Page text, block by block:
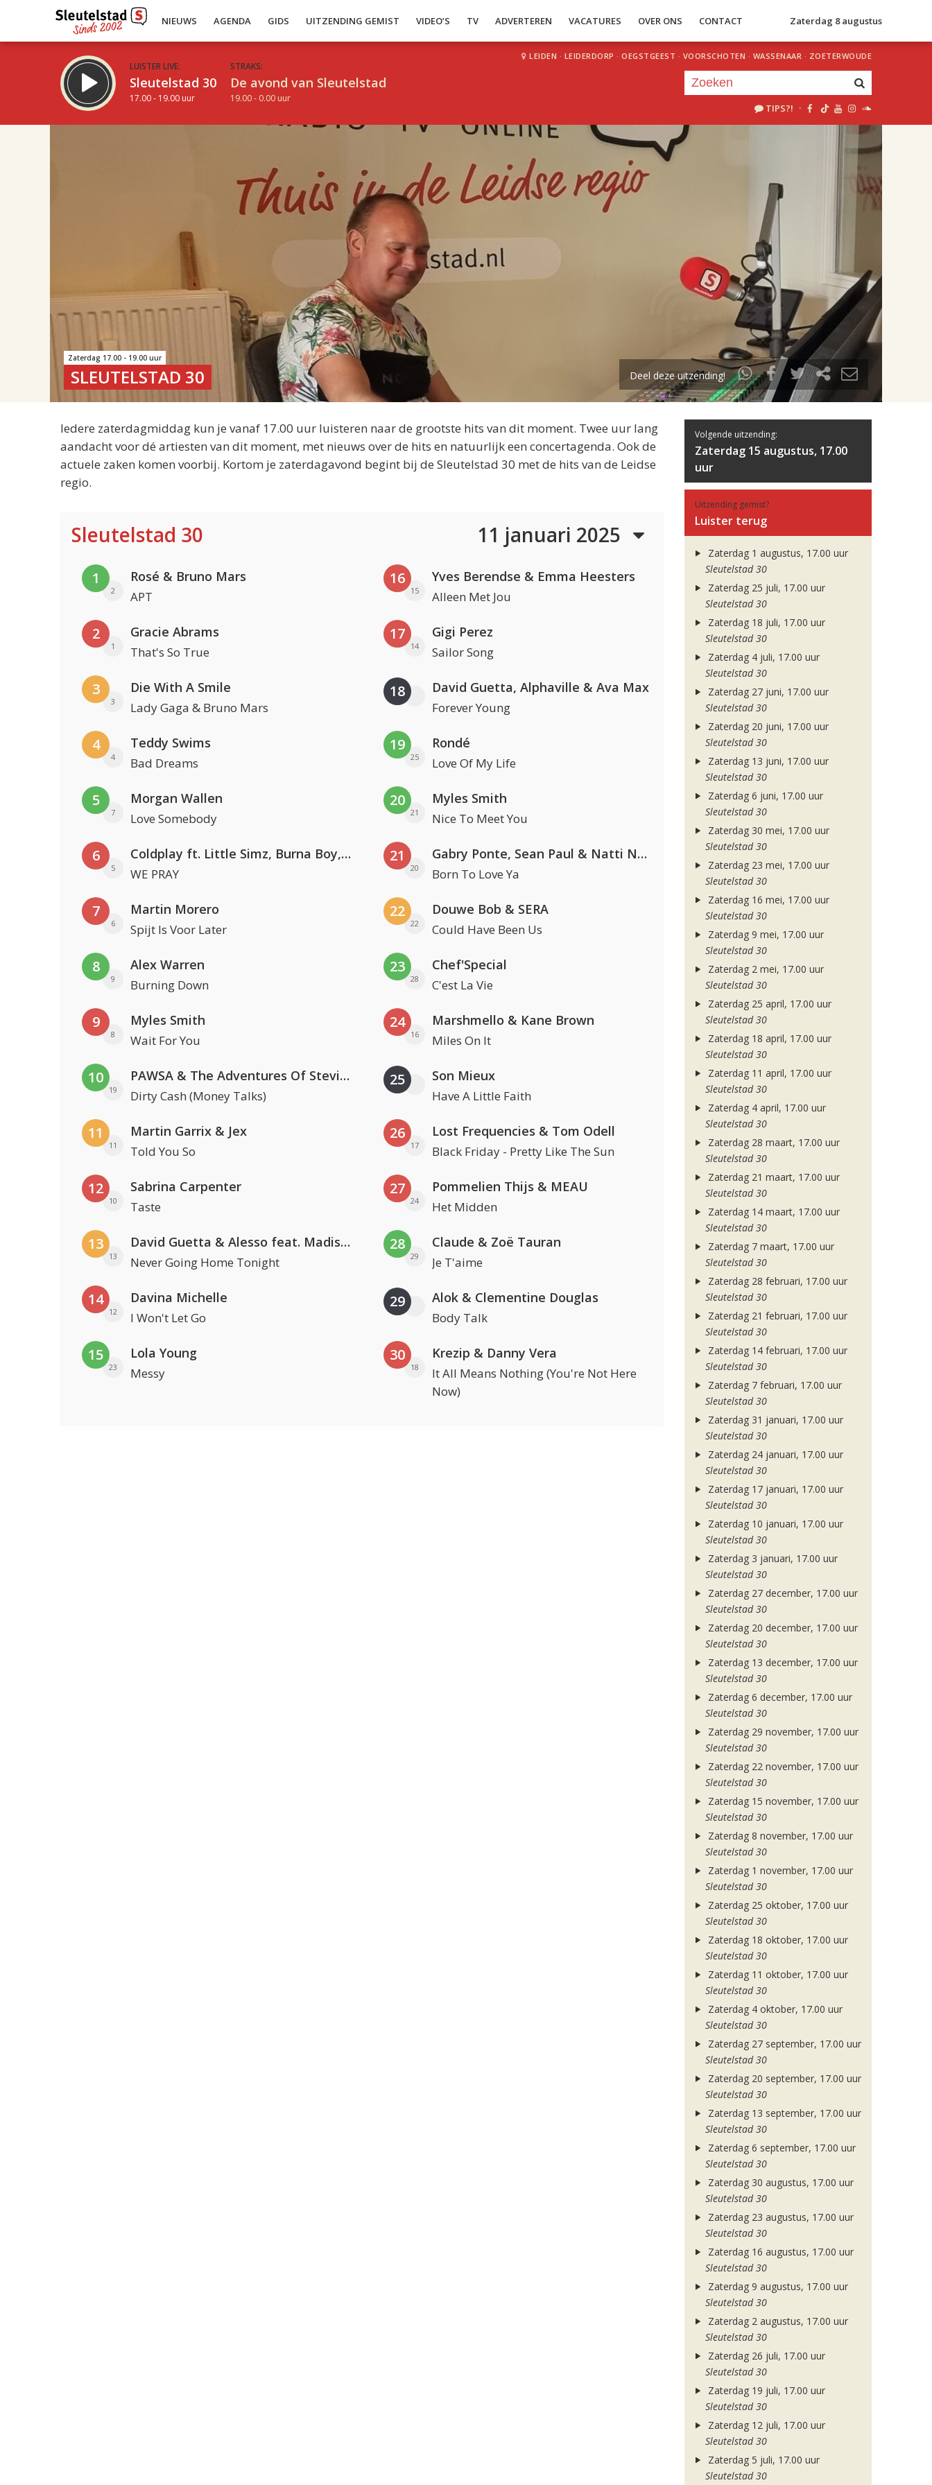
NIEUWS AGENDA GIDS UITZENDING GEMIST VIDEO’S TV ADVERTEREN VACATURES OVER ONS CONTACT Zaterdag 8 augustus
LUISTER LIVE:
Sleutelstad 30
17.00 - 19.00 uur
STRAKS:
De avond van Sleutelstad
19.00 - 0.00 uur
LEIDEN · LEIDERDORP · OEGSTGEEST · VOORSCHOTEN · WASSENAAR · ZOETERWOUDE
TIPS?! ·
uur 1 van 2
Volgend uur
Zaterdag 17.00 - 19.00 uur
SLEUTELSTAD 30 Deel deze uitzending!
Iedere zaterdagmiddag kun je vanaf 17.00 uur luisteren naar de grootste hits van dit moment. Twee uur lang
aandacht voor dé artiesten van dit moment, met nieuws over de hits en natuurlijk een concertagenda. Ook de
actuele zaken komen voorbij. Kortom je zaterdagavond begint bij de Sleutelstad 30 met de hits van de Leidse
regio.
Sleutelstad 30 11 januari 2025
1
2
Rosé & Bruno Mars
APT
2
1
Gracie Abrams
That's So True
3
3
Die With A Smile
Lady Gaga & Bruno Mars
4
4
Teddy Swims
Bad Dreams
5
7
Morgan Wallen
Love Somebody
6
5
Coldplay ft. Little Simz, Burna Boy, Elyanna & Tini
WE PRAY
7
6
Martin Morero
Spijt Is Voor Later
8
9
Alex Warren
Burning Down
9
8
Myles Smith
Wait For You
10
19
PAWSA & The Adventures Of Stevie V
Dirty Cash (Money Talks)
11
11
Martin Garrix & Jex
Told You So
12
10
Sabrina Carpenter
Taste
13
13
David Guetta & Alesso feat. Madison Love
Never Going Home Tonight
14
12
Davina Michelle
I Won't Let Go
15
23
Lola Young
Messy
16
15
Yves Berendse & Emma Heesters
Alleen Met Jou
17
14
Gigi Perez
Sailor Song
18 David Guetta, Alphaville & Ava Max
Forever Young
19
25
Rondé
Love Of My Life
20
21
Myles Smith
Nice To Meet You
21
20
Gabry Ponte, Sean Paul & Natti Natasha
Born To Love Ya
22
22
Douwe Bob & SERA
Could Have Been Us
23
28
Chef'Special
C'est La Vie
24
16
Marshmello & Kane Brown
Miles On It
25 Son Mieux
Have A Little Faith
26
17
Lost Frequencies & Tom Odell
Black Friday - Pretty Like The Sun
27
24
Pommelien Thijs & MEAU
Het Midden
28
29
Claude & Zoë Tauran
Je T'aime
29 Alok & Clementine Douglas
Body Talk
30
18
Krezip & Danny Vera
It All Means Nothing (You're Not Here
Now)
Volgende uitzending:
Zaterdag 15 augustus, 17.00
uur
Uitzending gemist?
Luister terug
Zaterdag 1 augustus, 17.00 uur
Sleutelstad 30
Zaterdag 25 juli, 17.00 uur
Sleutelstad 30
Zaterdag 18 juli, 17.00 uur
Sleutelstad 30
Zaterdag 4 juli, 17.00 uur
Sleutelstad 30
Zaterdag 27 juni, 17.00 uur
Sleutelstad 30
Zaterdag 20 juni, 17.00 uur
Sleutelstad 30
Zaterdag 13 juni, 17.00 uur
Sleutelstad 30
Zaterdag 6 juni, 17.00 uur
Sleutelstad 30
Zaterdag 30 mei, 17.00 uur
Sleutelstad 30
Zaterdag 23 mei, 17.00 uur
Sleutelstad 30
Zaterdag 16 mei, 17.00 uur
Sleutelstad 30
Zaterdag 9 mei, 17.00 uur
Sleutelstad 30
Zaterdag 2 mei, 17.00 uur
Sleutelstad 30
Zaterdag 25 april, 17.00 uur
Sleutelstad 30
Zaterdag 18 april, 17.00 uur
Sleutelstad 30
Zaterdag 11 april, 17.00 uur
Sleutelstad 30
Zaterdag 4 april, 17.00 uur
Sleutelstad 30
Zaterdag 28 maart, 17.00 uur
Sleutelstad 30
Zaterdag 21 maart, 17.00 uur
Sleutelstad 30
Zaterdag 14 maart, 17.00 uur
Sleutelstad 30
Zaterdag 7 maart, 17.00 uur
Sleutelstad 30
Zaterdag 28 februari, 17.00 uur
Sleutelstad 30
Zaterdag 21 februari, 17.00 uur
Sleutelstad 30
Zaterdag 14 februari, 17.00 uur
Sleutelstad 30
Zaterdag 7 februari, 17.00 uur
Sleutelstad 30
Zaterdag 31 januari, 17.00 uur
Sleutelstad 30
Zaterdag 24 januari, 17.00 uur
Sleutelstad 30
Zaterdag 17 januari, 17.00 uur
Sleutelstad 30
Zaterdag 10 januari, 17.00 uur
Sleutelstad 30
Zaterdag 3 januari, 17.00 uur
Sleutelstad 30
Zaterdag 27 december, 17.00 uur
Sleutelstad 30
Zaterdag 20 december, 17.00 uur
Sleutelstad 30
Zaterdag 13 december, 17.00 uur
Sleutelstad 30
Zaterdag 6 december, 17.00 uur
Sleutelstad 30
Zaterdag 29 november, 17.00 uur
Sleutelstad 30
Zaterdag 22 november, 17.00 uur
Sleutelstad 30
Zaterdag 15 november, 17.00 uur
Sleutelstad 30
Zaterdag 8 november, 17.00 uur
Sleutelstad 30
Zaterdag 1 november, 17.00 uur
Sleutelstad 30
Zaterdag 25 oktober, 17.00 uur
Sleutelstad 30
Zaterdag 18 oktober, 17.00 uur
Sleutelstad 30
Zaterdag 11 oktober, 17.00 uur
Sleutelstad 30
Zaterdag 4 oktober, 17.00 uur
Sleutelstad 30
Zaterdag 27 september, 17.00 uur
Sleutelstad 30
Zaterdag 20 september, 17.00 uur
Sleutelstad 30
Zaterdag 13 september, 17.00 uur
Sleutelstad 30
Zaterdag 6 september, 17.00 uur
Sleutelstad 30
Zaterdag 30 augustus, 17.00 uur
Sleutelstad 30
Zaterdag 23 augustus, 17.00 uur
Sleutelstad 30
Zaterdag 16 augustus, 17.00 uur
Sleutelstad 30
Zaterdag 9 augustus, 17.00 uur
Sleutelstad 30
Zaterdag 2 augustus, 17.00 uur
Sleutelstad 30
Zaterdag 26 juli, 17.00 uur
Sleutelstad 30
Zaterdag 19 juli, 17.00 uur
Sleutelstad 30
Zaterdag 12 juli, 17.00 uur
Sleutelstad 30
Zaterdag 5 juli, 17.00 uur
Sleutelstad 30